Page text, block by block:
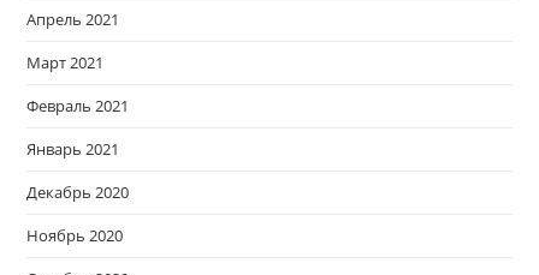
Апрель 2021
Март 2021
Февраль 2021
Январь 2021
Декабрь 2020
Ноябрь 2020